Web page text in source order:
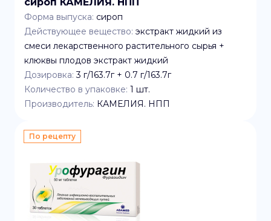
Форма выпуска: сироп
Действующее вещество: экстракт жидкий из
смеси лекарственного растительного сырья +
клюквы плодов экстракт жидкий
Дозировка: 3 г/163.7г + 0.7 г/163.7г
Количество в упаковке: 1 шт.
Производитель: КАМЕЛИЯ. НПП
По рецепту